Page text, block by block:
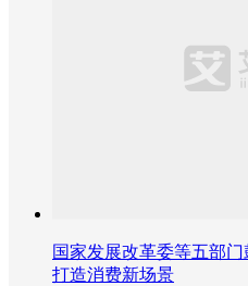
国家发展改革委等五部门
打造消费新场景